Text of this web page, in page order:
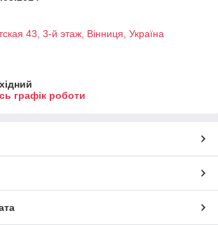
43, 3-й этаж, Вінниця, Україна
графік роботи